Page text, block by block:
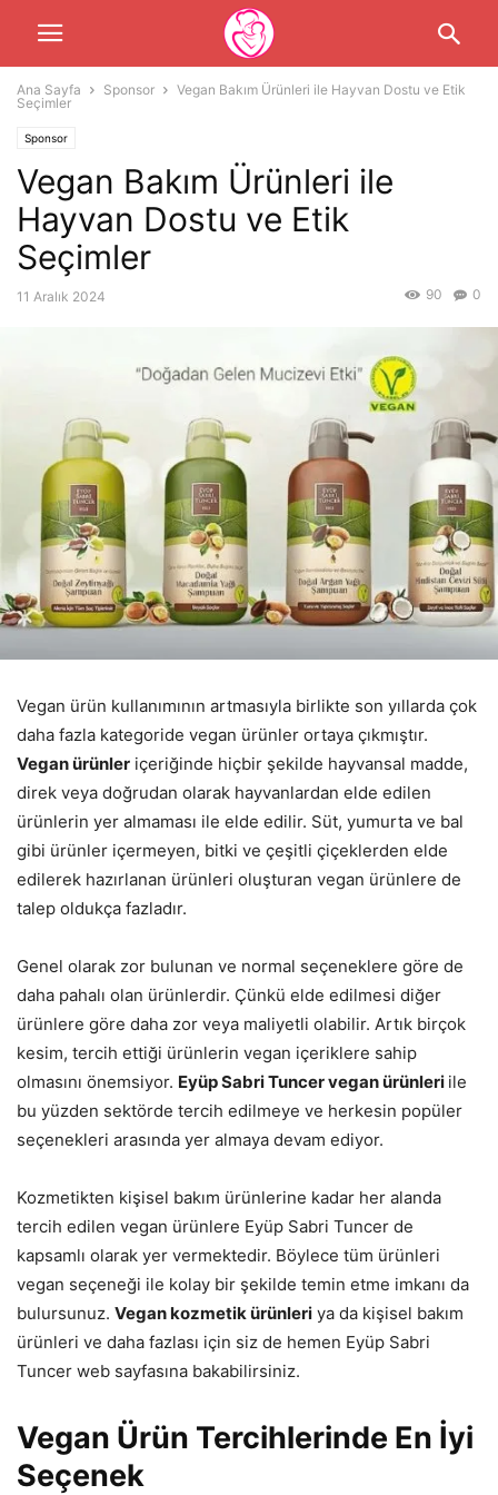
Ana Sayfa Sponsor
Vegan Bakım Ürünleri ile Hayvan Dostu ve Etik
Seçimler
Sponsor
Vegan Bakım Ürünleri ile
Hayvan Dostu ve Etik
Seçimler
11 Aralık 2024 0
90
Vegan ürün kullanımının artmasıyla birlikte son yıllarda çok
daha fazla kategoride vegan ürünler ortaya çıkmıştır.
Vegan ürünler içeriğinde hiçbir şekilde hayvansal madde,
direk veya doğrudan olarak hayvanlardan elde edilen
ürünlerin yer almaması ile elde edilir. Süt, yumurta ve bal
gibi ürünler içermeyen, bitki ve çeşitli çiçeklerden elde
edilerek hazırlanan ürünleri oluşturan vegan ürünlere de
talep oldukça fazladır.
Genel olarak zor bulunan ve normal seçeneklere göre de
daha pahalı olan ürünlerdir. Çünkü elde edilmesi diğer
ürünlere göre daha zor veya maliyetli olabilir. Artık birçok
kesim, tercih ettiği ürünlerin vegan içeriklere sahip
olmasını önemsiyor. Eyüp Sabri Tuncer vegan ürünleri ile
bu yüzden sektörde tercih edilmeye ve herkesin popüler
seçenekleri arasında yer almaya devam ediyor.
Kozmetikten kişisel bakım ürünlerine kadar her alanda
tercih edilen vegan ürünlere Eyüp Sabri Tuncer de
kapsamlı olarak yer vermektedir. Böylece tüm ürünleri
vegan seçeneği ile kolay bir şekilde temin etme imkanı da
bulursunuz. Vegan kozmetik ürünleri ya da kişisel bakım
ürünleri ve daha fazlası için siz de hemen Eyüp Sabri
Tuncer web sayfasına bakabilirsiniz.
Vegan Ürün Tercihlerinde En İyi
Seçenek